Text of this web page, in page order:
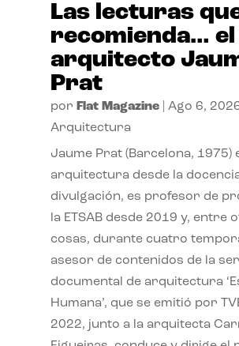
Las lecturas
recomienda… el
arquitecto
Prat
por Flat Magazine| Ago 6,
Arquitectura
Jaume Prat (Barcelona, 1975)
arquitectura desde la
divulgación, es profesor de
la ETSAB desde 2019 y, entre
cosas, durante cuatro
asesor de contenidos de la
documental de arquitectura
Humana’, que se emitió por
2022, junto a la arquitecta